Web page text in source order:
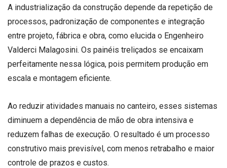
A industrialização da construção depende da repetição de
processos, padronização de componentes e integração
entre projeto, fábrica e obra, como elucida o Engenheiro
Valderci Malagosini. Os painéis treliçados se encaixam
perfeitamente nessa lógica, pois permitem produção em
escala e montagem eficiente.
Ao reduzir atividades manuais no canteiro, esses sistemas
diminuem a dependência de mão de obra intensiva e
reduzem falhas de execução. O resultado é um processo
construtivo mais previsível, com menos retrabalho e maior
controle de prazos e custos.